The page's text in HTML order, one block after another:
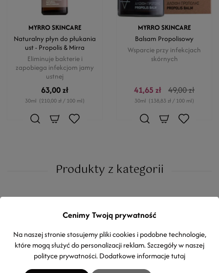
MYRRO SKINCARE
Naturalny płyn do płukania
ust - Propolis & Mirra
Eliminuje bakterie i
zapobiega infekcjom jamy
ustnej
63,00 zł
30ml (210,00 zł / 100 ml)
MYRRO SKINCARE
Balsam Propolisowy
Wsparcie przy infekcjach
skórnych
41,65 zł 49,00 zł
30ml (138,83 zł / 100 ml)
Produkty z kategorii
Cenimy Twoją prywatność
Na naszej stronie stosujemy pliki cookies i podobne technologie,
które mogą służyć do personalizacji reklam. Szczegóły w naszej
polityce prywatności. Dodatkowe informacjetutaj